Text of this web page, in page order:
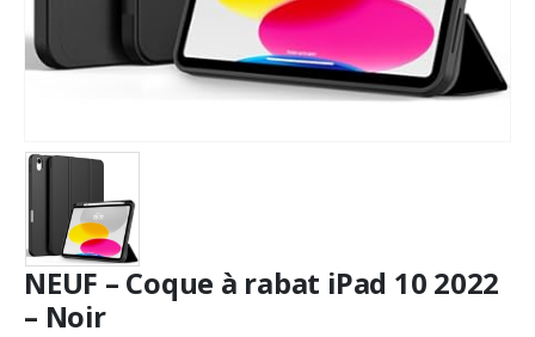
NEUF – Coque à rabat iPad 10 2022
– Noir